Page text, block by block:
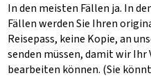
In den meisten Fällen ja. In
Fällen werden Sie Ihren
Reisepass, keine Kopie, an
senden müssen, damit wir Ihr
bearbeiten können. (Sie